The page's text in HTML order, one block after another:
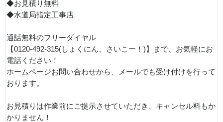
◆お見積り無料
◆水道局指定工事店
通話無料のフリーダイヤル
【0120-492-315(しょくにん、さいこー！)】まで、お気軽にお
電話ください！
ホームページお問い合わせから、メールでも受け付けを行って
おります。
お見積りは作業前にご提示させていただき、キャンセル料もか
かりません！